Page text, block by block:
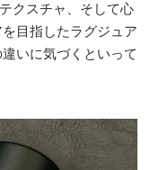
クスチャ、そして心
目指したラグジュア
いに気づくといって